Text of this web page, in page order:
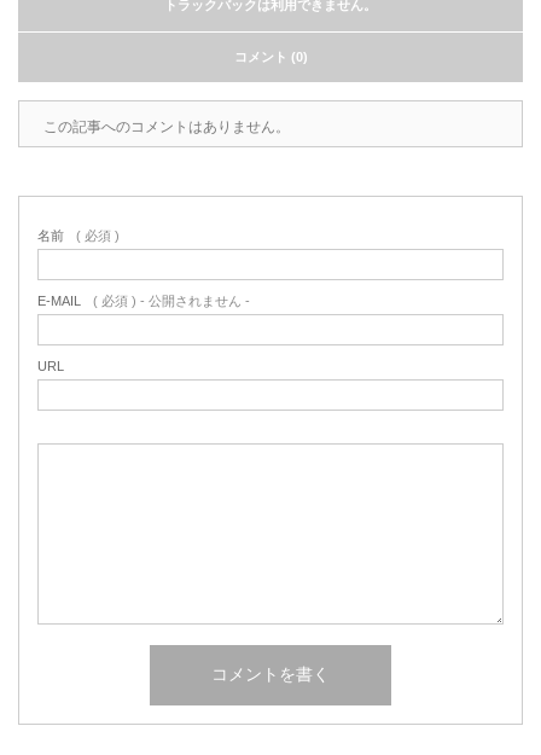
トラックバックは利用できません。
コメント (0)
この記事へのコメントはありません。
名前 ( 必須 )
E-MAIL ( 必須 ) - 公開されません -
URL